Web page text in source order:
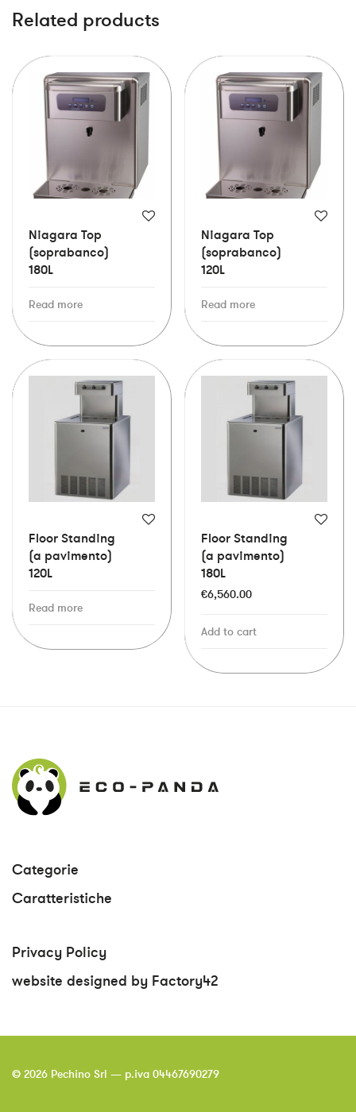
Related products
Niagara Top
(soprabanco)
180L
Read more
Niagara Top
(soprabanco)
120L
Read more
Floor Standing
(a pavimento)
120L
Read more
Floor Standing
(a pavimento)
180L
€6,560.00
Add to cart
Categorie
Caratteristiche
Privacy Policy
website designed by Factory42
© 2026 Pechino Srl — p.iva 04467690279